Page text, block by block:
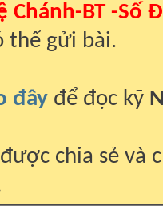
Chánh-BT -Số
thể gửi bài.
đây để đọc kỹ
chia sẻ và